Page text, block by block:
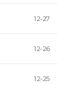
12-27
12-26
12-25